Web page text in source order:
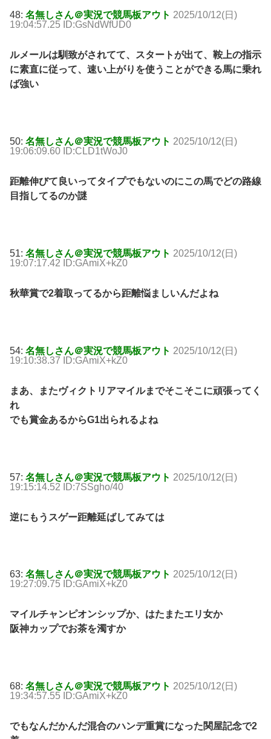
48: 名無しさん＠実況で競馬板アウト 2025/10/12(日)
19:04:57.25 ID:GsNdWfUD0
ルメールは馴致がされてて、スタートが出て、鞍上の指示
に素直に従って、速い上がりを使うことができる馬に乗れ
ば強い
50: 名無しさん＠実況で競馬板アウト 2025/10/12(日)
19:06:09.60 ID:CLD1tWoJ0
距離伸びて良いってタイプでもないのにこの馬でどの路線
目指してるのか謎
51: 名無しさん＠実況で競馬板アウト 2025/10/12(日)
19:07:17.42 ID:GAmiX+kZ0
秋華賞で2着取ってるから距離悩ましいんだよね
54: 名無しさん＠実況で競馬板アウト 2025/10/12(日)
19:10:38.37 ID:GAmiX+kZ0
まあ、またヴィクトリアマイルまでそこそこに頑張ってく
れ
でも賞金あるからG1出られるよね
57: 名無しさん＠実況で競馬板アウト 2025/10/12(日)
19:15:14.52 ID:7SSgho/40
逆にもうスゲー距離延ばしてみては
63: 名無しさん＠実況で競馬板アウト 2025/10/12(日)
19:27:09.75 ID:GAmiX+kZ0
マイルチャンピオンシップか、はたまたエリ女か
阪神カップでお茶を濁すか
68: 名無しさん＠実況で競馬板アウト 2025/10/12(日)
19:34:57.55 ID:GAmiX+kZ0
でもなんだかんだ混合のハンデ重賞になった関屋記念で2